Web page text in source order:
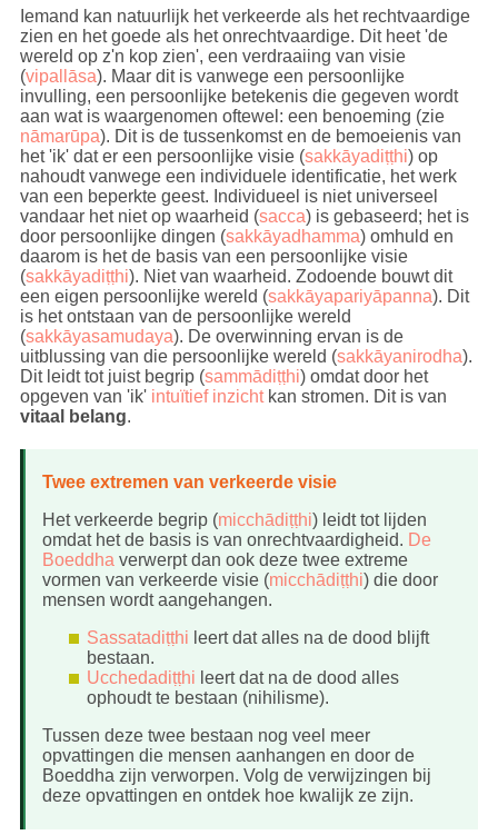
Iemand kan natuurlijk het verkeerde als het rechtvaardige
zien en het goede als het onrechtvaardige. Dit heet 'de
wereld op z'n kop zien', een verdraaiing van visie
(vipallāsa). Maar dit is vanwege een persoonlijke
invulling, een persoonlijke betekenis die gegeven wordt
aan wat is waargenomen oftewel: een benoeming (zie
nāmarūpa). Dit is de tussenkomst en de bemoeienis van
het 'ik' dat er een persoonlijke visie (sakkāyadiṭṭhi) op
nahoudt vanwege een individuele identificatie, het werk
van een beperkte geest. Individueel is niet universeel
vandaar het niet op waarheid (sacca) is gebaseerd; het is
door persoonlijke dingen (sakkāyadhamma) omhuld en
daarom is het de basis van een persoonlijke visie
(sakkāyadiṭṭhi). Niet van waarheid. Zodoende bouwt dit
een eigen persoonlijke wereld (sakkāyapariyāpanna). Dit
is het ontstaan van de persoonlijke wereld
(sakkāyasamudaya). De overwinning ervan is de
uitblussing van die persoonlijke wereld (sakkāyanirodha).
Dit leidt tot juist begrip (sammādiṭṭhi) omdat door het
opgeven van 'ik' intuïtief inzichtkan stromen. Dit is van
vitaal belang.
Twee extremen van verkeerde visie
Het verkeerde begrip (micchādiṭṭhi) leidt tot lijden
omdat het de basis is van onrechtvaardigheid. De
Boeddha verwerpt dan ook deze twee extreme
vormen van verkeerde visie (micchādiṭṭhi) die door
mensen wordt aangehangen.
Sassatadiṭṭhi leert dat alles na de dood blijft
bestaan.
Ucchedadiṭṭhi leert dat na de dood alles
ophoudt te bestaan (nihilisme).
Tussen deze twee bestaan nog veel meer
opvattingen die mensen aanhangen en door de
Boeddha zijn verworpen. Volg de verwijzingen bij
deze opvattingen en ontdek hoe kwalijk ze zijn.